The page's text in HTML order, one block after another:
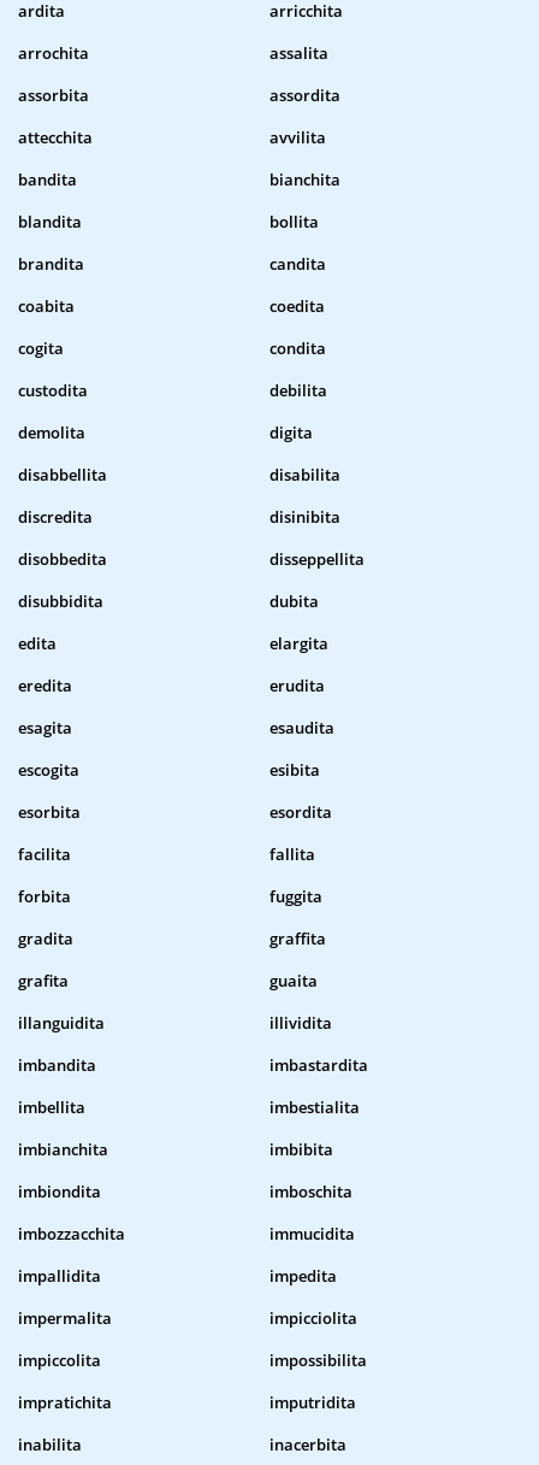
ardita
arricchita
arrochita
assalita
assorbita
assordita
attecchita
avvilita
bandita
bianchita
blandita
bollita
brandita
candita
coabita
coedita
cogita
condita
custodita
debilita
demolita
digita
disabbellita
disabilita
discredita
disinibita
disobbedita
disseppellita
disubbidita
dubita
edita
elargita
eredita
erudita
esagita
esaudita
escogita
esibita
esorbita
esordita
facilita
fallita
forbita
fuggita
gradita
graffita
grafita
guaita
illanguidita
illividita
imbandita
imbastardita
imbellita
imbestialita
imbianchita
imbibita
imbiondita
imboschita
imbozzacchita
immucidita
impallidita
impedita
impermalita
impicciolita
impiccolita
impossibilita
impratichita
imputridita
inabilita
inacerbita